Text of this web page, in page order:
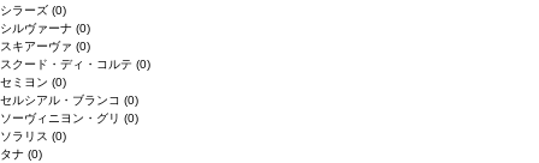
シラーズ (0)
シルヴァーナ (0)
スキアーヴァ (0)
スクード・ディ・コルテ (0)
セミヨン (0)
セルシアル・ブランコ (0)
ソーヴィニヨン・グリ (0)
ソラリス (0)
タナ (0)